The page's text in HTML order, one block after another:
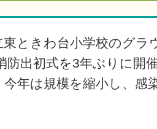
ときわ台小学校のグラ
防出初式を3年ぶりに開
年は規模を縮小し、感